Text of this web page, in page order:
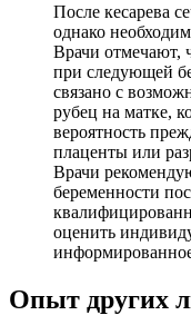
После кесарева
однако
Врачи отмечают,
при следующей
связано с
рубец на матке,
вероятность
плаценты или
Врачи
беременности
оценить
Опыт других